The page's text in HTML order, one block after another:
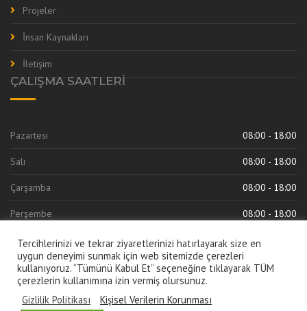
Projeler
İnsan Kaynakları
İletişim
ÇALIŞMA SAATLERI
Pazartesi 08:00 - 18:00
Salı 08:00 - 18:00
Çarşamba 08:00 - 18:00
Perşembe 08:00 - 18:00
Cuma 08:00 - 18:00
Tercihlerinizi ve tekrar ziyaretlerinizi hatırlayarak size en
uygun deneyimi sunmak için web sitemizde çerezleri
kullanıyoruz. “Tümünü Kabul Et” seçeneğine tıklayarak TÜM
çerezlerin kullanımına izin vermiş olursunuz.
Gizlilik Politikası
Kişisel Verilerin Korunması